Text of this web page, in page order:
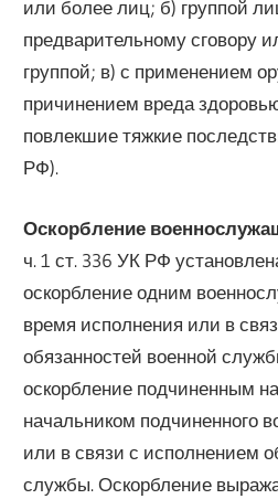
или более лиц; б) группой
предварительному сговору
группой; в) с применением
причинением вреда
повлекшие тяжкие
РФ).
Оскорбление
ч. 1 ст. 336 УК РФ
оскорбление одним
время исполнения или в
обязанностей военной
оскорбление подчиненным
начальником подчиненного
или в связи с исполнением
службы. Оскорбление